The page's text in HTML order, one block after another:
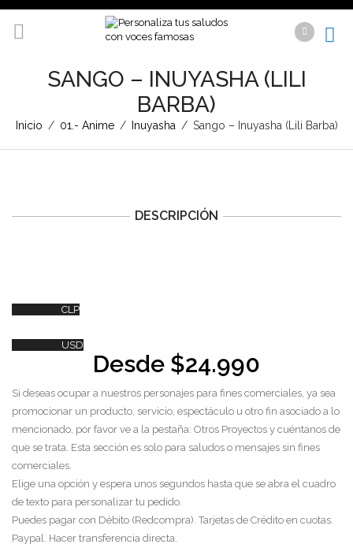
SANGO – INUYASHA (LILI
BARBA)
Inicio / 01.- Anime / Inuyasha / Sango – Inuyasha (Lili Barba)
DESCRIPCIÓN
CLP
USD
Desde $24.990
Si deseas ocupar a nuestros personajes para fines comerciales, ya sea
promocionar un producto, servicio, espectáculo u otro fin asociado a lo
mencionado, por favor ve a la pestaña: Otros Proyectos y cuéntanos de
que se trata. Esta sección es solo para saludos o mensajes sin fines
comerciales.
Elige una opción y espera unos segundos hasta que se abra el cuadro
de texto para personalizar tu pedido.
Puedes pagar con Débito (Redcompra). Tarjetas de Crédito en cuotas.
Paypal. Hacer transferencia directa.